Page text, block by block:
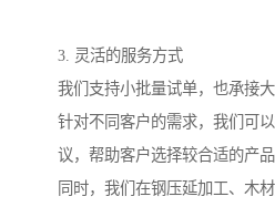
3. 灵活的服务方式
我们支持小批量试单，也承接大
针对不同客户的需求，我们可
议，帮助客户选择较合适的产品
同时，我们在钢压延加工、木